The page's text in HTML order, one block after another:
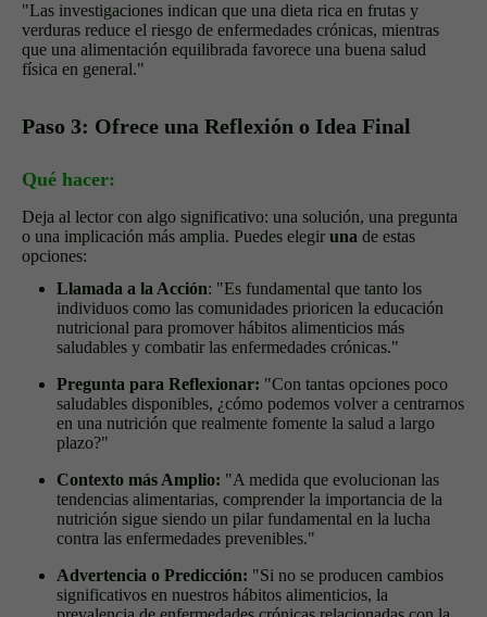
"Las investigaciones indican que una dieta rica en frutas y
verduras reduce el riesgo de enfermedades crónicas, mientras
que una alimentación equilibrada favorece una buena salud
física en general."
Paso 3: Ofrece una Reflexión o Idea Final
Qué hacer:
Deja al lector con algo significativo: una solución, una pregunta
o una implicación más amplia. Puedes elegir una de estas
opciones:
Llamada a la Acción: "Es fundamental que tanto los
individuos como las comunidades prioricen la educación
nutricional para promover hábitos alimenticios más
saludables y combatir las enfermedades crónicas."
Pregunta para Reflexionar: "Con tantas opciones poco
saludables disponibles, ¿cómo podemos volver a centrarnos
en una nutrición que realmente fomente la salud a largo
plazo?"
Contexto más Amplio: "A medida que evolucionan las
tendencias alimentarias, comprender la importancia de la
nutrición sigue siendo un pilar fundamental en la lucha
contra las enfermedades prevenibles."
Advertencia o Predicción: "Si no se producen cambios
significativos en nuestros hábitos alimenticios, la